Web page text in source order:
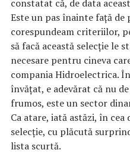
constatat că, de data
Este un pas înainte față de
corespundeam criteriilor,
să facă această selecție le
necesare pentru cineva
compania Hidroelectrica.
învățat, e adevărat că nu
frumos, este un sector
Ca atare, iată astăzi, în cea
selecție, cu plăcută
lista scurtă.